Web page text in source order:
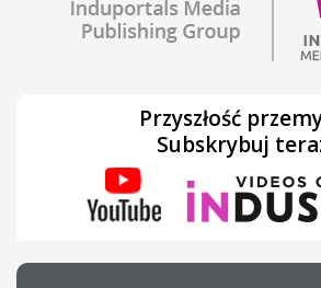
Przyszłość
Subskrybuj